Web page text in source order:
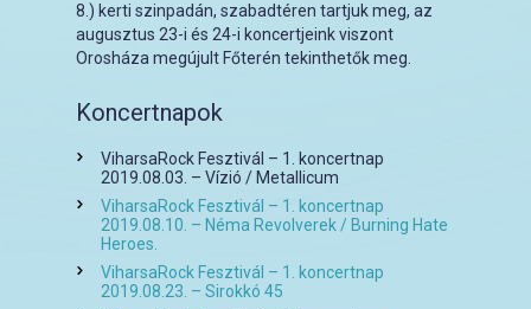
8.) kerti szinpadán, szabadtéren tartjuk meg, az
augusztus 23-i és 24-i koncertjeink viszont
Orosháza megújult Főterén tekinthetők meg.
Koncertnapok
ViharsaRock Fesztivál – 1. koncertnap
2019.08.03. – Vízió / Metallicum
ViharsaRock Fesztivál – 1. koncertnap
2019.08.10. – Néma Revolverek / Burning Hate
Heroes.
ViharsaRock Fesztivál – 1. koncertnap
2019.08.23. – Sirokkó 45